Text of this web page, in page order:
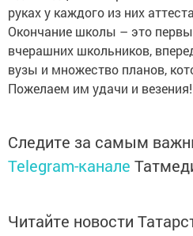
руках у каждого из них
Окончание школы – это
вчерашних школьников,
вузы и множество планов,
Пожелаем им удачи и везения!
Следите за самым
Telegram-канале
Читайте новости